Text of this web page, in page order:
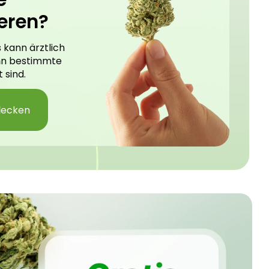
kann ärztlich
bestimmte
sind.